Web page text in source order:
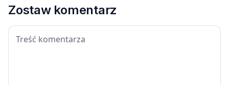
Zostaw komentarz